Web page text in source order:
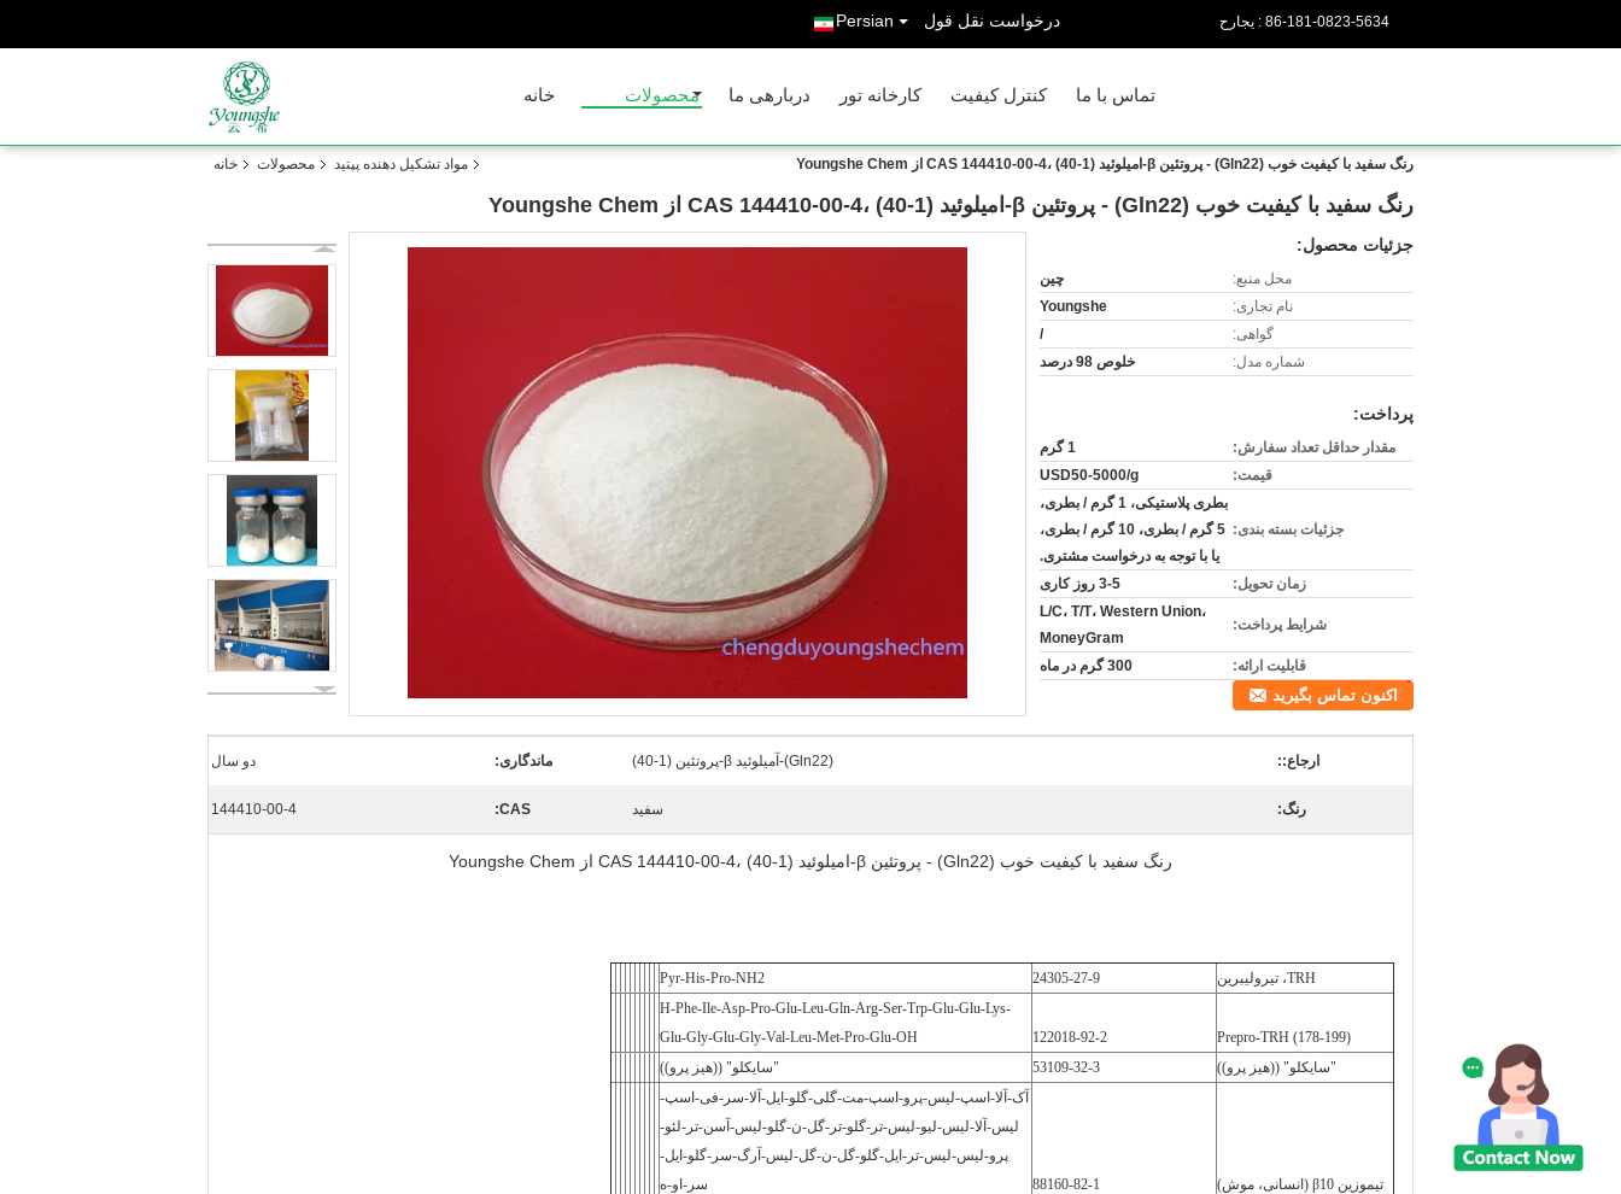
حراجی : 86-181-0823-5634 درخواست نقل قول Persian
خانه محصولات دربارهی ما کارخانه تور کنترل کیفیت تماس با ما
خانه محصولات مواد تشکیل دهنده پپتید رنگ سفید با کیفیت خوب (Gln22) - پروتئین β-امیلوئید (1-40) ،CAS 144410-00-4 از Youngshe Chem
رنگ سفید با کیفیت خوب (Gln22) - پروتئین β-امیلوئید (1-40) ،CAS 144410-00-4 از Youngshe Chem
جزئیات محصول:
محل منبع:
چین
نام تجاری:
Youngshe
گواهی:
/
شماره مدل:
خلوص 98 درصد
پرداخت:
مقدار حداقل تعداد سفارش:
1 گرم
قیمت:
USD50-5000/g
جزئیات بسته بندی:
بطری پلاستیکی، 1 گرم / بطری،
5 گرم / بطری، 10 گرم / بطری،
یا با توجه به درخواست مشتری.
زمان تحویل:
3-5 روز کاری
شرایط پرداخت:
L/C، T/T، Western Union،
MoneyGram
قابلیت ارائه:
300 گرم در ماه
اکنون تماس بگیرید
ارجاع:: (Gln22)-آمیلوئید β-پروتئین (1-40) ماندگاری: دو سال
رنگ: سفید CAS:
144410-00-4
رنگ سفید با کیفیت خوب (Gln22) - پروتئین β-امیلوئید (1-40) ،CAS 144410-00-4 از Youngshe Chem
TRH، تیرولیبرین 24305-27-9
Pyr-His-Pro-NH2
Prepro-TRH (178-199)
122018-92-2
H-Phe-Ile-Asp-Pro-Glu-Leu-Gln-Arg-Ser-Trp-Glu-Glu-Lys-
Glu-Gly-Glu-Gly-Val-Leu-Met-Pro-Glu-OH
"سايکلو" ((هيز پرو))
53109-32-3 "سايکلو" ((هيز پرو))
تیموزین β10 (انسانی، موش) 88160-82-1
آک-آلا-اسپ-لیس-پرو-اسپ-مت-گلی-گلو-ایل-آلا-سر-فی-اسپ-
لیس-آلا-لیس-لیو-لیس-تر-گلو-تر-گل-ن-گلو-لیس-آسن-تر-لئو-
پرو-لیس-لیس-تر-ایل-گلو-گل-ن-گل-لیس-آرگ-سر-گلو-ایل-
سر-او-ه